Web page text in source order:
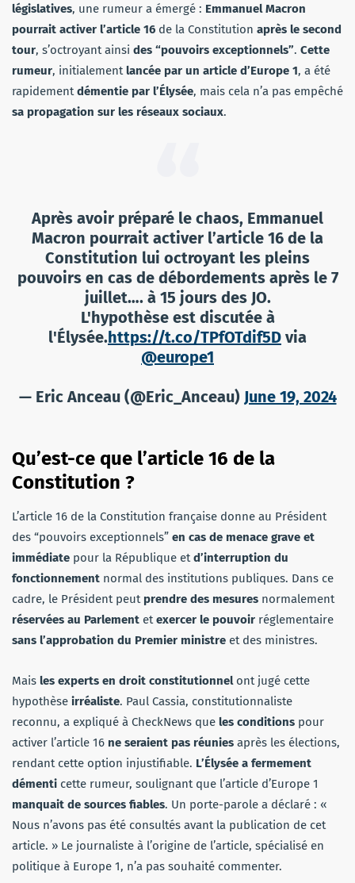
législatives, une rumeur a émergé : Emmanuel Macron
pourrait activer l’article 16 de la Constitution après le second
tour, s’octroyant ainsi des “pouvoirs exceptionnels”. Cette
rumeur, initialementlancée par un article d’Europe 1, a été
rapidementdémentie par l’Élysée, mais cela n’a pas empêché
sa propagation sur les réseaux sociaux.
Après avoir préparé le chaos, Emmanuel
Macron pourrait activer l’article 16 de la
Constitution lui octroyant les pleins
pouvoirs en cas de débordements après le 7
juillet…. à 15 jours des JO.
L'hypothèse est discutée à
l'Élysée.https://t.co/TPfOTdif5D via
@europe1
— Eric Anceau (@Eric_Anceau) June 19, 2024
Qu’est-ce que l’article 16 de la
Constitution ?
L’article 16 de la Constitution française donne au Président
des “pouvoirs exceptionnels” en cas de menace grave et
immédiate pour la République etd’interruption du
fonctionnement normal des institutions publiques. Dans ce
cadre, le Président peut prendre des mesures normalement
réservées au Parlement etexercer le pouvoir réglementaire
sans l’approbation du Premier ministre et des ministres.
Mais les experts en droit constitutionnelont jugé cette
hypothèse irréaliste. Paul Cassia, constitutionnaliste
reconnu, a expliqué à CheckNews que les conditions pour
activer l’article 16 ne seraient pas réunies après les élections,
rendant cette option injustifiable. L’Élysée a fermement
démenti cette rumeur, soulignant que l’article d’Europe 1
manquait de sources fiables. Un porte-parole a déclaré : «
Nous n’avons pas été consultés avant la publication de cet
article. » Le journaliste à l’origine de l’article, spécialisé en
politique à Europe 1, n’a pas souhaité commenter.